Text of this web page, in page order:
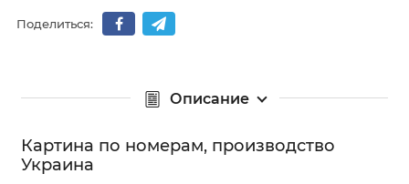
Поделиться:
Описание
Картина по номерам, производство
Украина